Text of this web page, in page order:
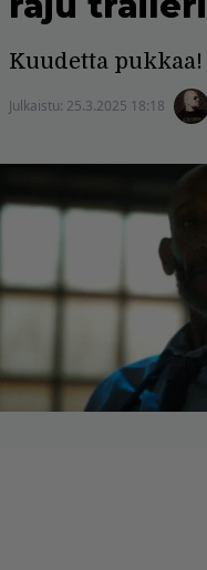
Kuudetta pukkaa!
Julkaistu: 25.3.2025 18:18